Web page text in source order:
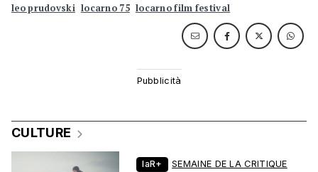
leo prudovski locarno 75 locarno film festival
CULTURE
laR+ SEMAINE DE LA CRITIQUE